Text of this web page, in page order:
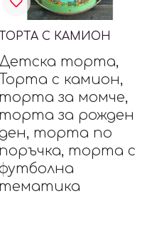
ТОРТА С КАМИОН
торта,
Торта с камион,
торта за момче,
торта за рожден
торта по
поръчка, торта с
тематика